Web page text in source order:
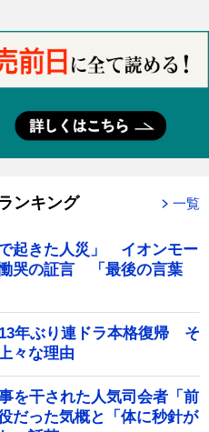
ンキング 一覧
で起きた人災」 イオンモー
哭の証言 「最後の言葉
年ぶり連ドラ本格復帰 そ
々な理由
を干された人気司会者「前
だった気概と「体に秒針が